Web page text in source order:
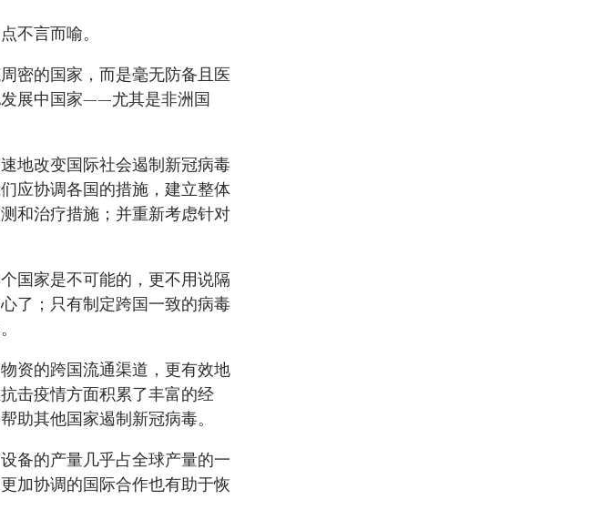
不言而喻。
密的国家，而是毫无防备且医
展中国家——尤其是非洲国
地改变国际社会遏制新冠病毒
应协调各国的措施，建立整体
和治疗措施；并重新考虑针对
国家是不可能的，更不用说隔
了；只有制定跨国一致的病毒
资的跨国流通渠道，更有效地
击疫情方面积累了丰富的经
助其他国家遏制新冠病毒。
备的产量几乎占全球产量的一
加协调的国际合作也有助于恢